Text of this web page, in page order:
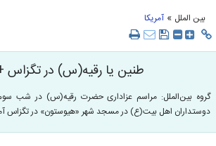
بین الملل » آمریکا
طنین یا رقیه(س) در تگزاس
گروه بین‌الملل: مراسم عزاداری حضرت رقیه(س) در شب
دوستداران اهل بیت(ع) در مسجد شهر «هیوستون» در تگزاس